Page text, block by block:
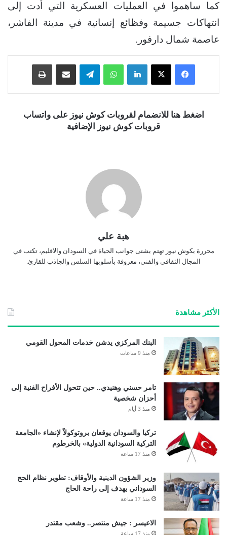
كما ساهموا في العمليات العسكرية التي أدت إلى
انتهاكات جسيمة وفظائع إنسانية في مدينة الفاشر،
عاصمة شمال دارفور.
فيسبوك ‫X لينكدإن واتساب تيلقرام
اضغط هنا للانضمام لقروبات كوش نيوز على واتساب
قروبات كوش نيوز الإضافية
هبة علي
محررة بكوش نيوز تهتم بشتى جوانب الحياة في السودان والاقليم، تكتب في
المجال الثقافي والفني، معروفة بأسلوبها السلس والجاذب للقارئ.
الأكثر مشاهدة
البنك المركزي يدشن خدمات المحول القومي
منذ 9 ساعات
تامر حسني وهنيدي.. حين تتحول الأفراح الفنية إلى
أحزان شخصية
منذ 3 أيام
تركيا والسودان يوقعان بروتوكولاً لإنشاء «الجامعة
التركية السودانية الدولية» بالخرطوم
منذ 17 ساعة
وزير الشؤون الدينية والأوقاف: تطوير نظام الحج
السوداني يهدف إلى راحة الحاج
منذ 17 ساعة
الاعيسر : جيش منتصر.. وشعب مقتدر
منذ 17 ساعة